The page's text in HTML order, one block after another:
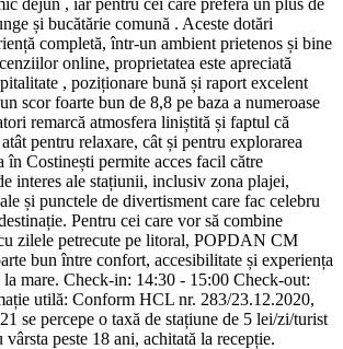
și bucătărie comună . Aceste dotări
completă, într-un ambient prietenos și bine
online, proprietatea este apreciată
, poziționare bună și raport excelent
scor foarte bun de 8,8 pe baza a numeroase
remarcă atmosfera liniștită și faptul că
pentru relaxare, cât și pentru explorarea
în Costinești permite acces facil către
interes ale stațiunii, inclusiv zona plajei,
și punctele de divertisment care fac celebru
Pentru cei care vor să combine
zilele petrecute pe litoral, POPDAN CM
bun între confort, accesibilitate și experiența
la mare. Check-in: 14:30 - 15:00 Check-out:
utilă: Conform HCL nr. 283/23.12.2020,
se percepe o taxă de stațiune de 5 lei/zi/turist
vârsta peste 18 ani, achitată la recepție.